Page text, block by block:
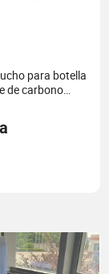
para botella
de carbono